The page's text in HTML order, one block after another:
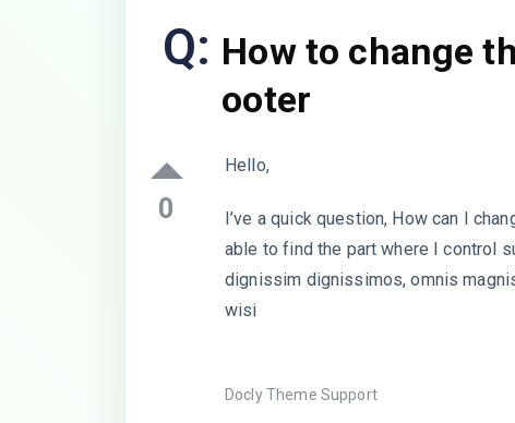
Q: How to change
ooter
0
Hello,
I’ve a quick question, How can I
able to find the part where I control
dignissim dignissimos, omnis
wisi
Docly Theme Support